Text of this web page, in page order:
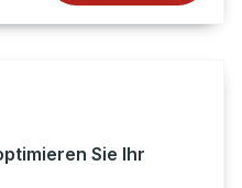
Sie Ihr